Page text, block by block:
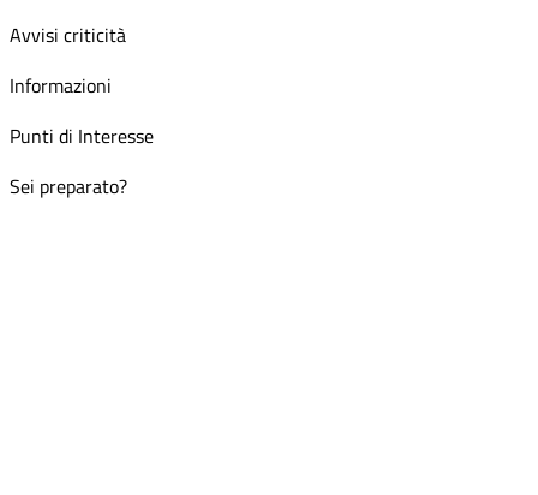
Avvisi criticità
Informazioni
Punti di Interesse
Sei preparato?